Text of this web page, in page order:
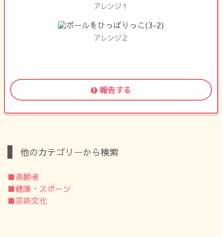
アレンジ１
アレンジ２
報告する
他のカテゴリーから検索
■高齢者
■健康・スポーツ
■芸術文化